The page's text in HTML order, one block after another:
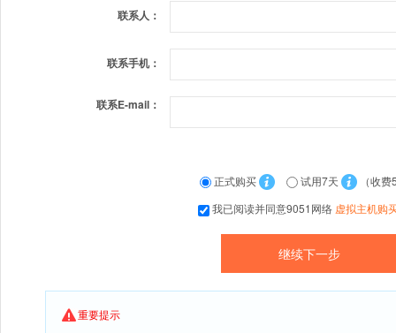
联系人：
联系手机：
联系E-mail：
正式购买 试用7天
（收费
我已阅读并同意9051网络 虚拟主机购
重要提示